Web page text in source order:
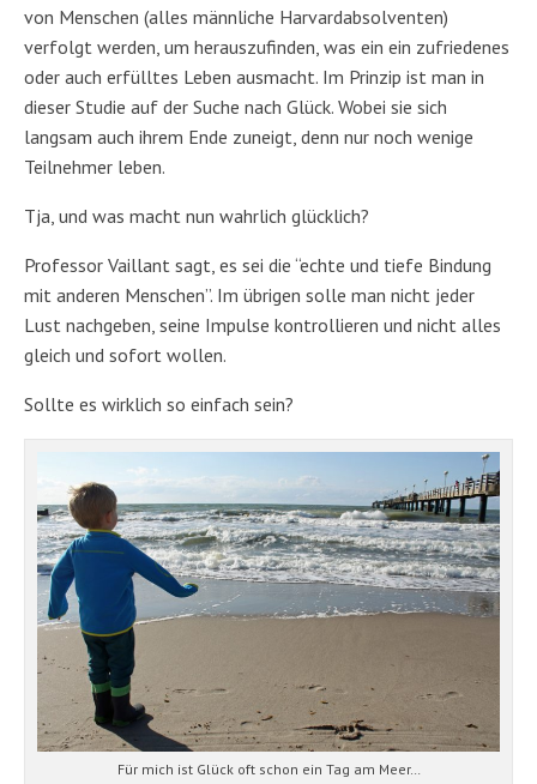
von Menschen (alles männliche Harvardabsolventen)
verfolgt werden, um herauszufinden, was ein ein zufriedenes
oder auch erfülltes Leben ausmacht. Im Prinzip ist man in
dieser Studie auf der Suche nach Glück. Wobei sie sich
langsam auch ihrem Ende zuneigt, denn nur noch wenige
Teilnehmer leben.
Tja, und was macht nun wahrlich glücklich?
Professor Vaillant sagt, es sei die “echte und tiefe Bindung
mit anderen Menschen”. Im übrigen solle man nicht jeder
Lust nachgeben, seine Impulse kontrollieren und nicht alles
gleich und sofort wollen.
Sollte es wirklich so einfach sein?
Für mich ist Glück oft schon ein Tag am Meer…